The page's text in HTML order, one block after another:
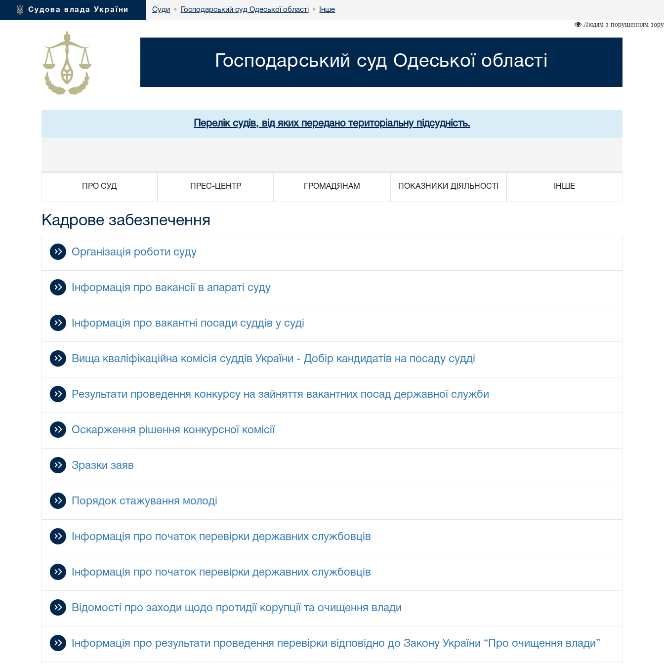
Судова влада України Суди • Господарський суд Одеської області • Інше
Людям з порушенням зору
Господарський суд Одеської області
Перелік судів, від яких передано територіальну підсудність.
ПРО СУД ПРЕС-ЦЕНТР ГРОМАДЯНАМ ПОКАЗНИКИ ДІЯЛЬНОСТІ ІНШЕ
Кадрове забезпечення
Організація роботи суду
Інформація про вакансії в апараті суду
Інформація про вакантні посади суддів у суді
Вища кваліфікаційна комісія суддів України - Добір кандидатів на посаду судді
Результати проведення конкурсу на зайняття вакантних посад державної служби
Оскарження рішення конкурсної комісії
Зразки заяв
Порядок стажування молоді
Інформація про початок перевірки державних службовців
Інформація про початок перевірки державних службовців
Відомості про заходи щодо протидії корупції та очищення влади
Інформація про результати проведення перевірки відповідно до Закону України “Про очищення влади”